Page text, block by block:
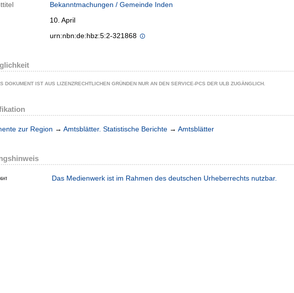
Bekanntmachungen / Gemeinde Inden
10. April
urn:nbn:de:hbz:5:2-321868
DOKUMENT IST AUS LIZENZRECHTLICHEN GRÜNDEN NUR AN DEN SERVICE-PCS DER ULB ZUGÄNGLICH.
zur Region → Amtsblätter. Statistische Berichte → Amtsblätter
Das Medienwerk ist im Rahmen des deutschen Urheberrechts nutzbar.